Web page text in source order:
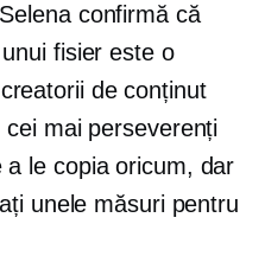
confirmă că
fisier este o
de conținut
mai perseverenți
le copia oricum, dar
unele măsuri pentru